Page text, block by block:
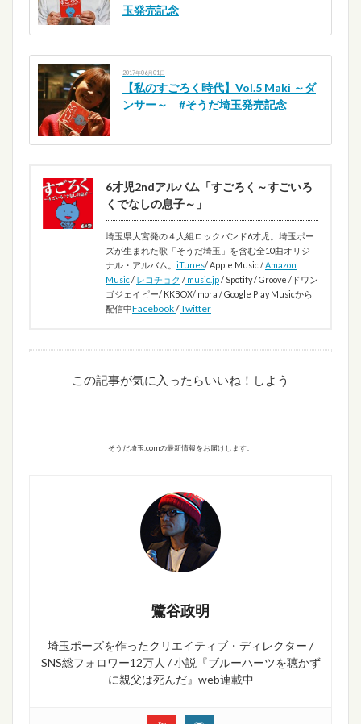
玉発売記念
2017年06月01日
【私のすごろく時代】Vol.5 Maki ～ダ
ンサー～ #そうだ埼玉発売記念
6才児2ndアルバム「すごろく～すごいろ
くでなしの息子～」
埼玉県大宮発の４人組ロックバンド6才児。埼玉ポー
ズが生まれた歌「そうだ埼玉」を含む全10曲オリジ
ナル・アルバム。 iTunes/ Apple Music /Amazon
Music/ レコチョク / music.jp/ Spotify / Groove /ドワン
ゴジェイピー/ KKBOX/ mora / Google Play Musicから
配信中Facebook/Twitter
この記事が気に入ったらいいね！しよう
そうだ埼玉.comの最新情報をお届けします。
鷺谷政明
埼玉ポーズを作ったクリエイティブ・ディレクター /
SNS総フォロワー12万人 / 小説『ブルーハーツを聴かず
に親父は死んだ』web連載中